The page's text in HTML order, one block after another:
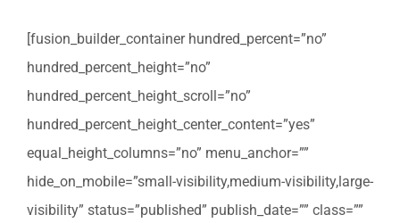
[fusion_builder_container hundred_percent=”no”
hundred_percent_height=”no”
hundred_percent_height_scroll=”no”
hundred_percent_height_center_content=”yes”
equal_height_columns=”no” menu_anchor=””
hide_on_mobile=”small-visibility,medium-visibility,large-
visibility” status=”published” publish_date=”” class=””